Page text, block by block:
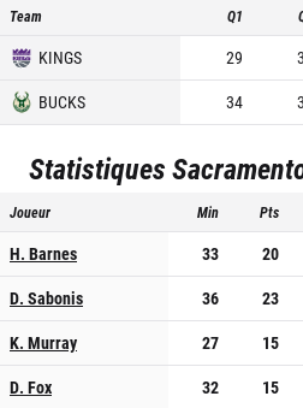
Team Q1
KINGS 29
BUCKS
34
Statistiques
Joueur Min Pts
H. Barnes 33 20
D. Sabonis
36 23
K. Murray
27 15
D. Fox
32 15